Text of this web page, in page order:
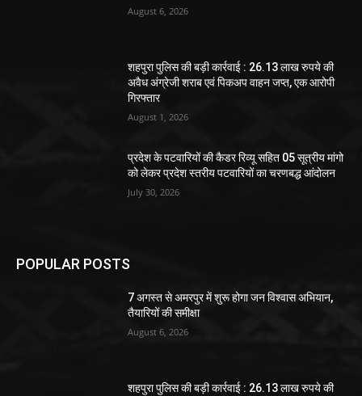
August 6, 2026
शहपुरा पुलिस की बड़ी कार्रवाई : 26.13 लाख रुपये की
अवैध अंग्रेजी शराब एवं पिकअप वाहन जप्त, एक आरोपी
गिरफ्तार
August 1, 2026
प्रदेश के पटवारियों की कैडर रिव्यू सहित 05 सूत्रीय मांगो
को लेकर प्रदेश स्तरीय पटवारियों का चरणबद्ध आंदोलन
July 30, 2026
POPULAR POSTS
7 अगस्त से अमरपुर में शुरू होगा जन विश्वास अभियान,
तैयारियों की समीक्षा
August 6, 2026
शहपुरा पुलिस की बड़ी कार्रवाई : 26.13 लाख रुपये की